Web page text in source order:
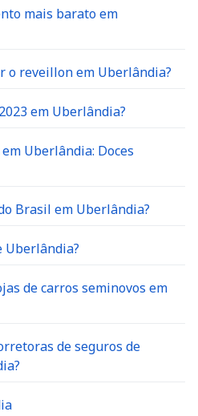
mais barato em
o reveillon em Uberlândia?
em Uberlândia?
Uberlândia: Doces
Brasil em Uberlândia?
Uberlândia?
de carros seminovos em
de seguros de